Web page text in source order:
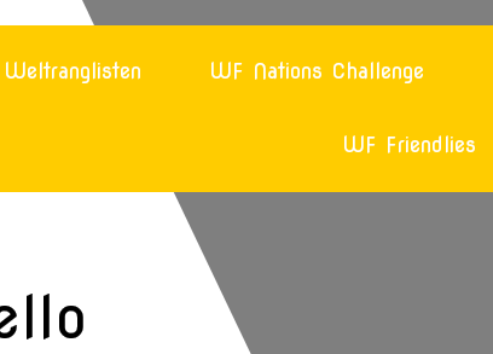
Weltranglisten WF Nations Challenge
WF Friendlies